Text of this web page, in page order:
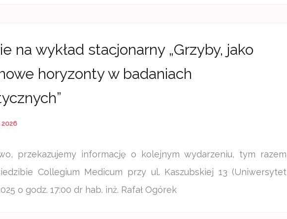
na wykład stacjonarny „Grzyby, jako
horyzonty w badaniach
2026
przekazujemy informację o kolejnym wydarzeniu, tym razem
Collegium Medicum przy ul. Kaszubskiej 13 (Uniwersytet
o godz. 17:00 dr hab. inż. Rafał Ogórek